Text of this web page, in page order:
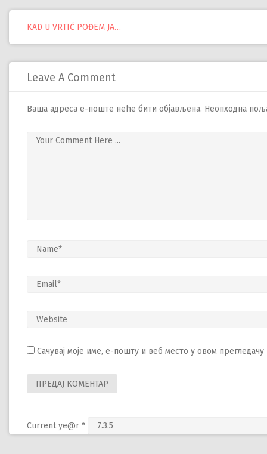
Управљање
објавама
KAD U VRTIĆ POĐEM JA…
Leave A Comment
Ваша адреса е-поште неће бити објављена. Неопходна
Сачувај моје име, е-пошту и веб место у овом
Current ye@r *